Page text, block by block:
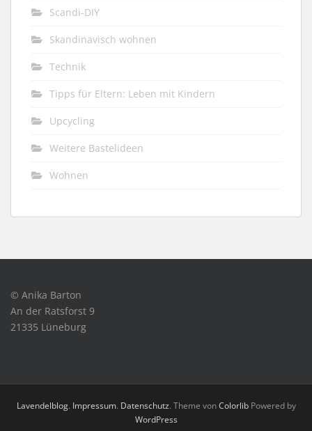
Scandi-DIY
Skandinavisch wohnen
Technik
Tipps für Eltern: Leben mit Kindern
Upcycling
Weitere Bastelideen
Wohnen
© Anika Barton
An der Ratsforst 9
21335 Lüneburg
Lavendelblog. Impressum. Datenschutz. Theme vonColorlibPowered by
WordPress